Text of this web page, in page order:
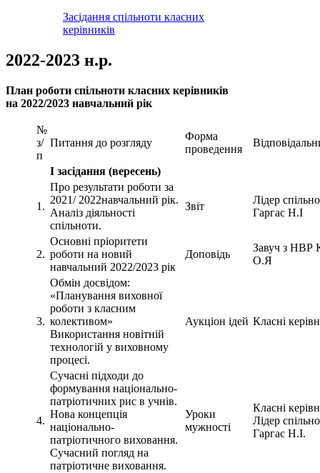
Засідання спільноти класних
керівників
2022-2023 н.р.
План роботи спільноти класних керівників
на 2022/2023 навчальний рік
№
з/
п
Питання до розгляду
Форма
проведення
І засідання (вересень)
1.
Про результати роботи за
2021/ 2022навчальний рік.
Аналіз діяльності
спільноти.
Звіт
Лідер
Гаргас Н.І
2.
Основні пріоритети
роботи на новий
навчальний 2022/2023 рік
Доповідь
Завуч з НВР
О.Я
3.
Обмін досвідом:
«Планування виховної
роботи з класним
колективом»
Використання новітній
технологій у виховному
процесі.
Аукціон ідей Класні
4.
Сучасні підходи до
формування національно-
патріотичних рис в учнів.
Нова концепція
національно-
патріотичного виховання.
Сучасний погляд на
патріотичне виховання.
Уроки
мужності
Класні
Лідер
Гаргас Н.І.